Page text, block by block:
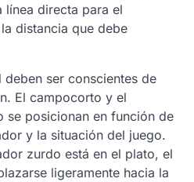
línea directa para el
distancia que debe
ser conscientes de
El campocorto y el
se posicionan en función de
y la situación del juego.
zurdo está en el plato, el
ligeramente hacia la